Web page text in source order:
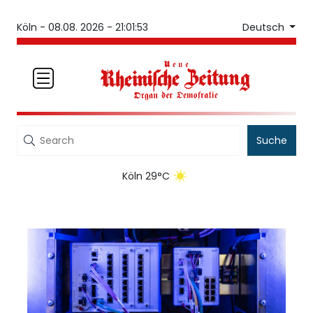
Köln - 08.08. 2026 - 21:01:53 Deutsch
Suche
Köln 29°C